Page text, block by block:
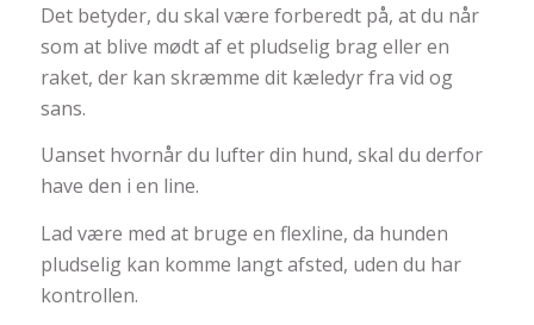
Det betyder, du skal være forberedt på, at du når
som at blive mødt af et pludselig brag eller en
raket, der kan skræmme dit kæledyr fra vid og
sans.
Uanset hvornår du lufter din hund, skal du derfor
have den i en line.
Lad være med at bruge en flexline, da hunden
pludselig kan komme langt afsted, uden du har
kontrollen.